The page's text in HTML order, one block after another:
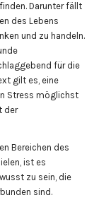
Darunter fällt
des Lebens
und zu handeln.
für die
gilt es, eine
Stress möglichst
der
Bereichen des
ist es
zu sein, die
sind.